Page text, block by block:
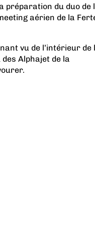
préparation du duo de
aérien de la
vu de l’intérieur de
Alphajet de la